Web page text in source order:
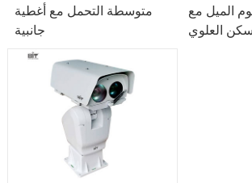
متوسطة التحمل مع أغطية
جانبية
الميل مع
العلوي